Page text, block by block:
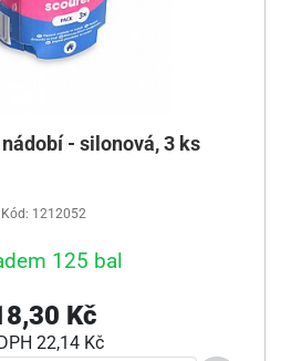
- silonová, 3 ks
Kód: 1212052
125 bal
Kč
22,14 Kč